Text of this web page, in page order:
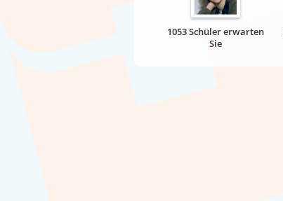
1053 Schüler erwarten
Sie